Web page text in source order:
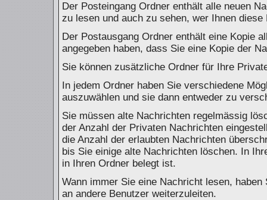
Der Posteingang Ordner enthält alle neuen
zu lesen und auch zu sehen, wer Ihnen
Der Postausgang Ordner enthält eine Kopie
angegeben haben, dass Sie eine Kopie der
Sie können zusätzliche Ordner für Ihre
In jedem Ordner haben Sie verschiedene
auszuwählen und sie dann entweder zu
Sie müssen alte Nachrichten regelmässig
der Anzahl der Privaten Nachrichten
die Anzahl der erlaubten Nachrichten
bis Sie einige alte Nachrichten löschen. In
in Ihren Ordner belegt ist.
Wann immer Sie eine Nachricht lesen,
an andere Benutzer weiterzuleiten.